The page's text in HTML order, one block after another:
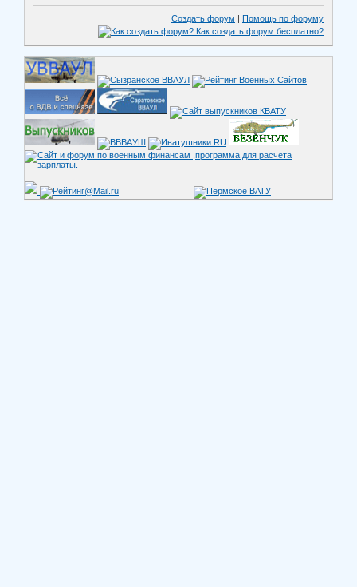
Создать форум | Помощь по форуму